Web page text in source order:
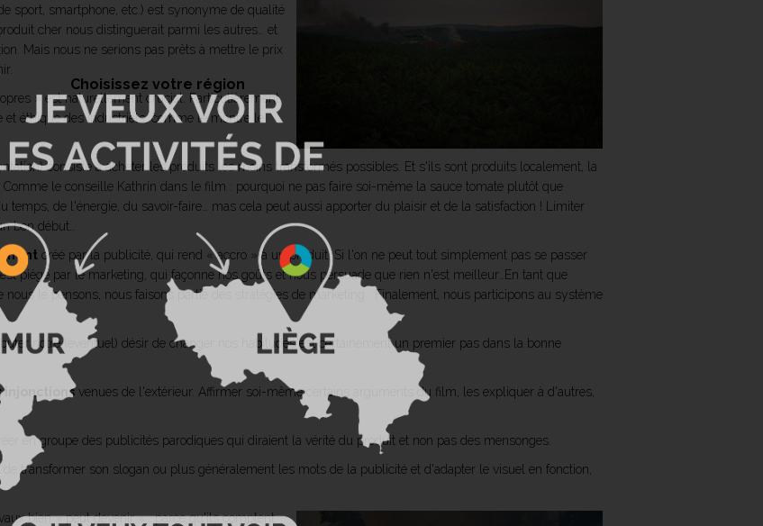
sport, smartphone, etc.) est synonyme de qualité
cher nous distinguerait parmi les autres… et
Mais nous ne serions pas prêts à mettre le prix
» est naturellement crucial. Particulièrement
éthique des industriels, comme le montre le
consiste à acheter les produits les moins transformés possibles. Et s'ils sont produits localement, la
le conseille Kathrin dans le film : pourquoi ne pas faire soi-même la sauce tomate plutôt que
temps, de l'énergie, du savoir-faire… mas cela peut aussi apporter du plaisir et de la satisfaction ! Limiter
bon début…
créé par la publicité, qui rend « accro » à un produit. Si l'on ne peut tout simplement pas se passer
piégé par le marketing, qui façonne nos goûts et nous persuade que rien n'est meilleur…En tant que
le pensons, nous faisons partie des stratégies de marketing… Finalement, nous participons au système
notre (éventuel) désir de changer nos habitudes est certainement un premier pas dans la bonne
injonctionsvenues de l'extérieur. Affirmer soi-même certains arguments du film, les expliquer à d'autres,
en groupe des publicités parodiques qui diraient la vérité du produit et non pas des mensonges.
transformer son slogan ou plus généralement les mots de la publicité et d'adapter le visuel en fonction,
bien » peut devenir « …parce qu'ils comptent
Choisissez votre région